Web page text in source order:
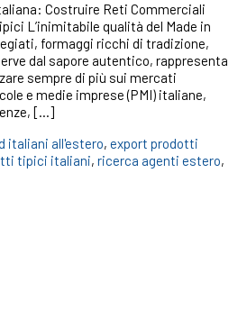
Costruire Reti Commerciali
L’inimitabile qualità del Made in
formaggi ricchi di tradizione,
dal sapore autentico, rappresenta
sempre di più sui mercati
e medie imprese (PMI) italiane,
[…]
italiani all'estero, export prodotti
tipici italiani, ricerca agenti estero,